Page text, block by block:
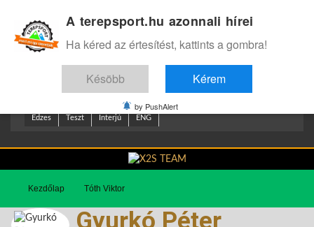
Edzes Teszt Interjú ENG
Kezdőlap Tóth Viktor
A terepsport.hu azonnali hírei
Ha kéred az értesítést, kattints a gombra!
Késöbb Kérem
by PushAlert